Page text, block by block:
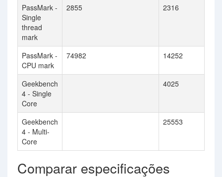
PassMark -
Single
thread
mark
2855 2316
PassMark -
CPU mark
74982 14252
Geekbench
4 - Single
Core
4025
Geekbench
4 - Multi-
Core
25553
Comparar especificações